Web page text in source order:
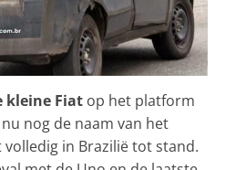
kleine Fiat op het platform
nog de naam van het
volledig in Brazilië tot stand.